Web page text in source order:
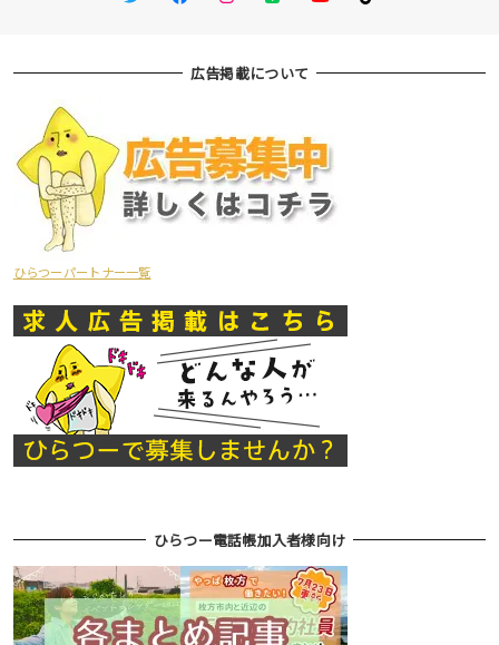
広告掲載について
ひらつーパートナー一覧
ひらつー電話帳加入者様向け